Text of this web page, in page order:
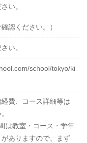
い。
認ください。）
い。
school/tokyo/ki
費、コース詳細等は
は教室・コース・学年
ありますので、まず